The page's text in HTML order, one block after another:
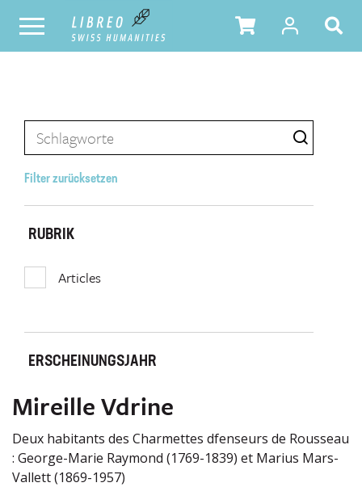
Filter zurücksetzen
RUBRIK
Articles
ERSCHEINUNGSJAHR
Mireille Vdrine
Deux habitants des Charmettes dfenseurs de Rousseau
: George-Marie Raymond (1769-1839) et Marius Mars-
Vallett (1869-1957)